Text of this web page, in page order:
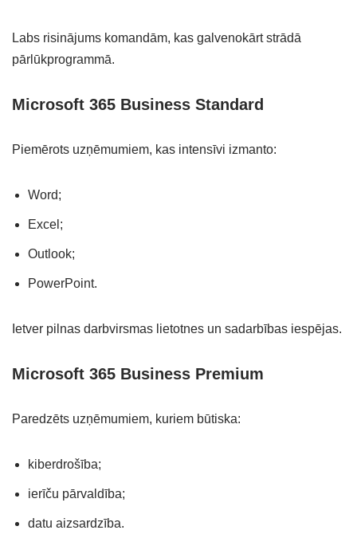
Labs risinājums komandām, kas galvenokārt strādā
pārlūkprogrammā.
Microsoft 365 Business Standard
Piemērots uzņēmumiem, kas intensīvi izmanto:
Word;
Excel;
Outlook;
PowerPoint.
Ietver pilnas darbvirsmas lietotnes un sadarbības iespējas.
Microsoft 365 Business Premium
Paredzēts uzņēmumiem, kuriem būtiska:
kiberdrošība;
ierīču pārvaldība;
datu aizsardzība.